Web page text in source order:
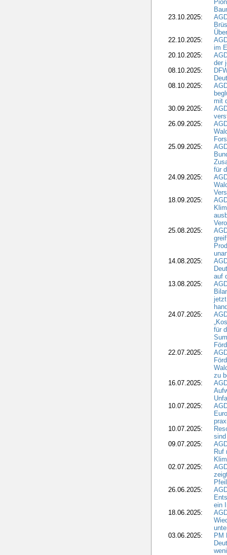
23.10.2025:
22.10.2025:
im
20.10.2025:
der
08.10.2025:
08.10.2025:
mit
30.09.2025:
26.09.2025:
25.09.2025:
für
24.09.2025:
18.09.2025:
25.08.2025:
14.08.2025:
auf
13.08.2025:
24.07.2025:
für
22.07.2025:
zu
16.07.2025:
10.07.2025:
10.07.2025:
09.07.2025:
Ruf
02.07.2025:
26.06.2025:
ein
18.06.2025:
03.06.2025:
PM